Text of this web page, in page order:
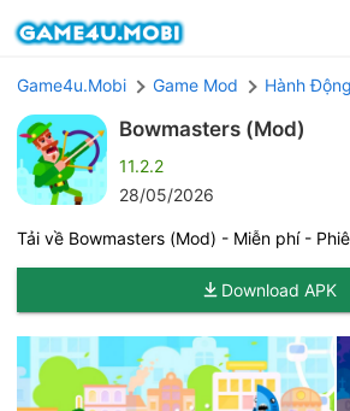
Game4u.Mobi Game Mod Hành Động
Bowmasters (Mod)
11.2.2
28/05/2026
Tải về Bowmasters (Mod) - Miễn phí -
Download APK